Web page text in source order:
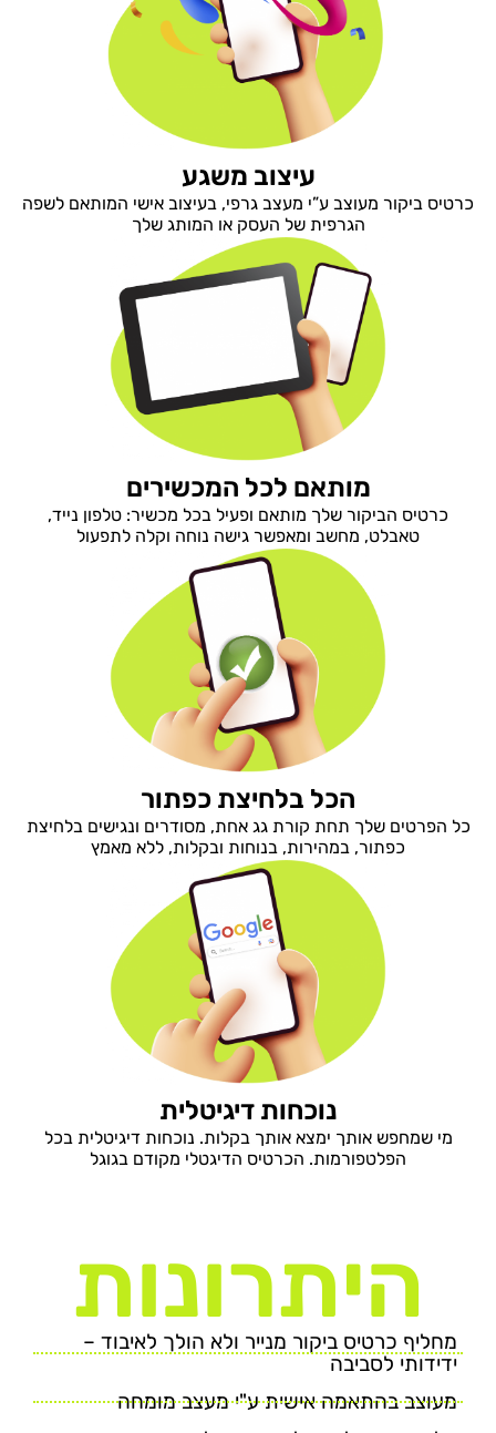
עיצוב משגע
כרטיס ביקור מעוצב ע”י מעצב גרפי, בעיצוב אישי המותאם לשפה
הגרפית של העסק או המותג שלך
מותאם לכל המכשירים
כרטיס הביקור שלך מותאם ופעיל בכל מכשיר: טלפון נייד,
טאבלט, מחשב ומאפשר גישה נוחה וקלה לתפעול
הכל בלחיצת כפתור
כל הפרטים שלך תחת קורת גג אחת, מסודרים ונגישים בלחיצת
כפתור, במהירות, בנוחות ובקלות, ללא מאמץ
נוכחות דיגיטלית
מי שמחפש אותך ימצא אותך בקלות. נוכחות דיגיטלית בכל
הפלטפורמות. הכרטיס הדיגטלי מקודם בגוגל
היתרונות
מחליף כרטיס ביקור מנייר ולא הולך לאיבוד –
ידידותי לסביבה
מעוצב בהתאמה אישית ע"י מעצב מומחה